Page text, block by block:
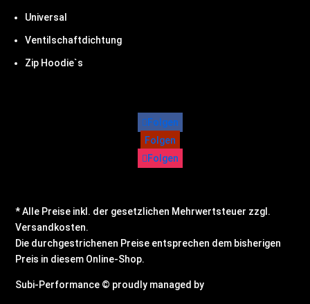
Universal
Ventilschaftdichtung
Zip Hoodie`s
Folgen
Folgen
Folgen
* Alle Preise inkl. der gesetzlichen Mehrwertsteuer zzgl.
Versandkosten.
Die durchgestrichenen Preise entsprechen dem bisherigen
Preis in diesem Online-Shop.
Subi-Performance © proudly managed by